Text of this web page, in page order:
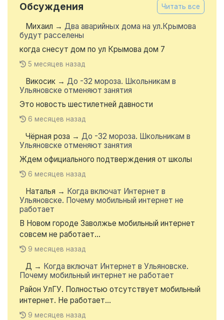
Обсуждения Читать все
Михаил → Два аварийных дома на ул.Крымова
будут расселены
когда снесут дом по ул Крымова дом 7
5 месяцев назад
Викосик → До -32 мороза. Школьникам в
Ульяновске отменяют занятия
Это новость шестилетней давности
6 месяцев назад
Чёрная роза → До -32 мороза. Школьникам в
Ульяновске отменяют занятия
Ждем официального подтверждения от школы
6 месяцев назад
Наталья → Когда включат Интернет в
Ульяновске. Почему мобильный интернет не
работает
В Новом городе Заволжье мобильный интернет
совсем не работает...
9 месяцев назад
Д → Когда включат Интернет в Ульяновске.
Почему мобильный интернет не работает
Район УлГУ. Полностью отсутствует мобильный
интернет. Не работает...
9 месяцев назад